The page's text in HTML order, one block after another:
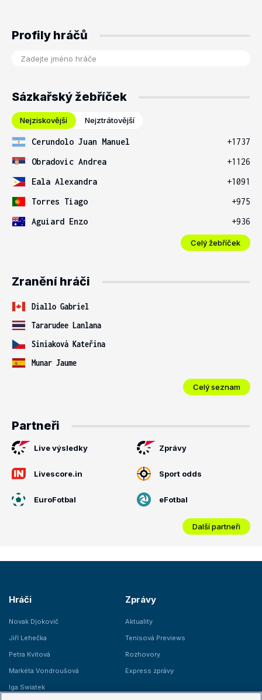
Profily hráčů
Sázkařský žebříček
Nejziskovější Nejztrátovější
Cerundolo Juan Manuel
+1737
Obradovic Andrea
+1126
Eala Alexandra
+1091
Torres Tiago
+975
Aguiard Enzo
+936
Celý žebříček
Zranění hráči
Diallo Gabriel
Tararudee Lanlana
Siniaková Kateřina
Munar Jaume
Celý seznam
Partneři
Live výsledky Zprávy
Livescore.in Sport odds
EuroFotbal eFotbal
Další partneři
Hráči
Novak Djokovič
Jiří Lehečka
Petra Kvitová
Markéta Vondroušová
Iga Swiatek
Zprávy
Aktuality
Tenisová Previews
Rozhovory
Express zprávy